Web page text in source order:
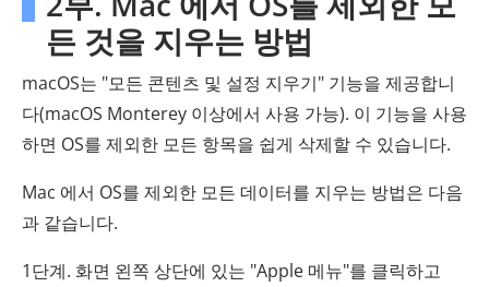
든 것을 지우는 방법
macOS는 "모든 콘텐츠 및 설정 지우기" 기능을 제공합니
다(macOS Monterey 이상에서 사용 가능). 이 기능을 사용
하면 OS를 제외한 모든 항목을 쉽게 삭제할 수 있습니다.
Mac 에서 OS를 제외한 모든 데이터를 지우는 방법은 다음
과 같습니다.
1단계. 화면 왼쪽 상단에 있는 "Apple 메뉴"를 클릭하고